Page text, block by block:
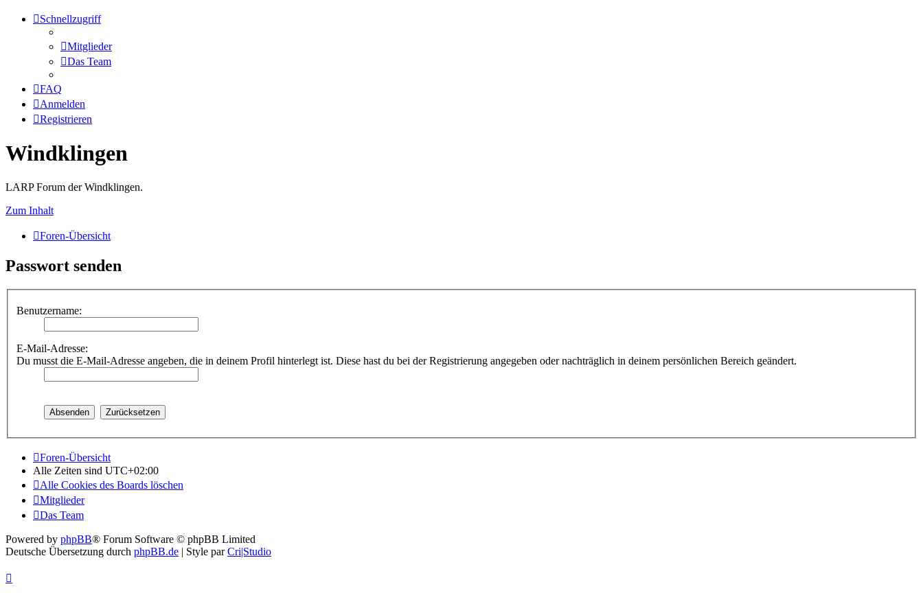
Schnellzugriff
Mitglieder
Das Team
FAQ
Anmelden
Registrieren
Windklingen
LARP Forum der Windklingen.
Zum Inhalt
Foren-Übersicht
Passwort senden
Benutzername:
E-Mail-Adresse:
Du musst die E-Mail-Adresse angeben, die in deinem Profil hinterlegt ist. Diese hast du bei der Registrierung angegeben oder nachträglich in deinem persönlichen Bereich geändert.
Foren-Übersicht
Alle Zeiten sind UTC+02:00
Alle Cookies des Boards löschen
Mitglieder
Das Team
Powered by phpBB® Forum Software © phpBB Limited
Deutsche Übersetzung durch phpBB.de | Style parCri|Studio